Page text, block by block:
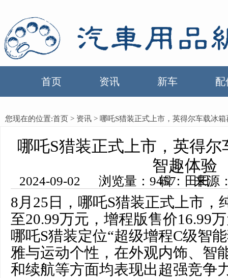
首页 资讯 新车 配
您现在的位置:首页 > 资讯 > 哪吒S猎装正式上市，英得尔车载冰
哪吒S猎装正式上市，英得
智趣体验
2024-09-02 浏览量：9457 来源：中国汽车用品网 编辑：田田
8月25日，哪吒S猎装正式上市，
至20.99万元，增程版售价16.99
哪吒S猎装定位“超级增程C级智
雅与运动个性，在外观内饰、智
和续航等方面均表现出超强竞争